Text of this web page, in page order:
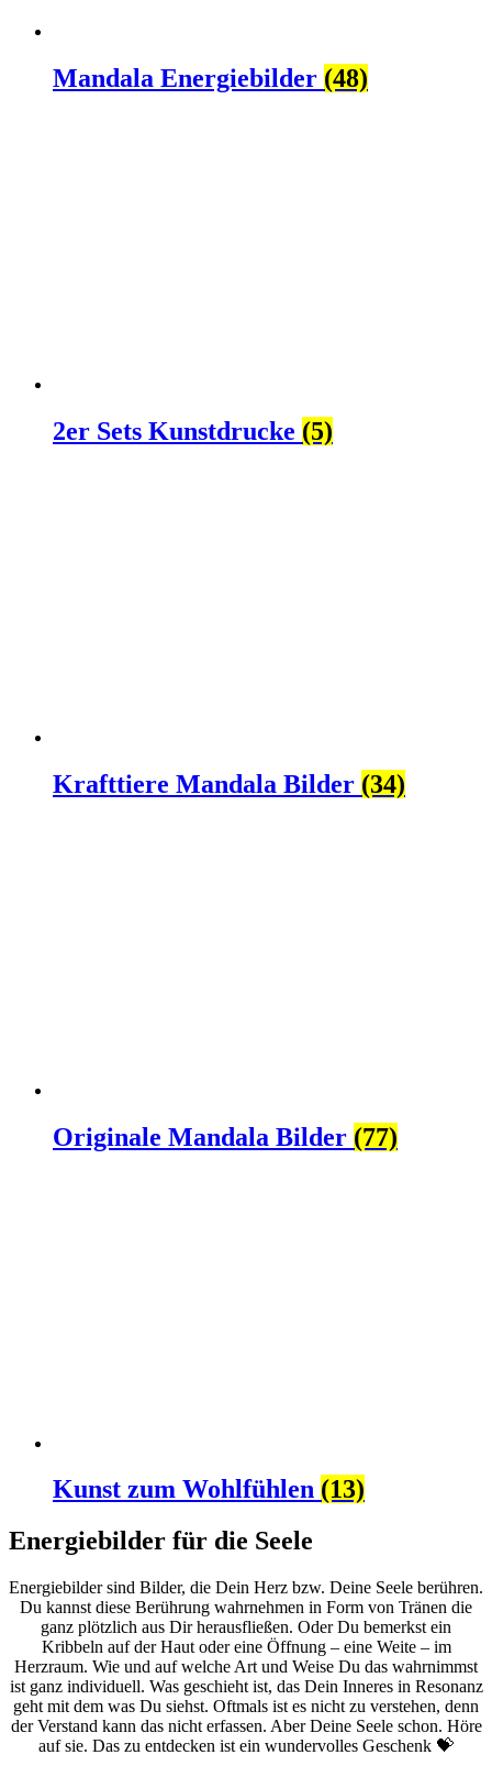
Mandala Energiebilder (48)
2er Sets Kunstdrucke (5)
Krafttiere Mandala Bilder (34)
Originale Mandala Bilder (77)
Kunst zum Wohlfühlen (13)
Energiebilder für die Seele
Energiebilder sind Bilder, die Dein Herz bzw. Deine Seele berühren.
Du kannst diese Berührung wahrnehmen in Form von Tränen die
ganz plötzlich aus Dir herausfließen. Oder Du bemerkst ein
Kribbeln auf der Haut oder eine Öffnung – eine Weite – im
Herzraum. Wie und auf welche Art und Weise Du das wahrnimmst
ist ganz individuell. Was geschieht ist, das Dein Inneres in Resonanz
geht mit dem was Du siehst. Oftmals ist es nicht zu verstehen, denn
der Verstand kann das nicht erfassen. Aber Deine Seele schon. Höre
auf sie. Das zu entdecken ist ein wundervolles Geschenk 💝